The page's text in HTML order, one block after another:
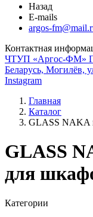
Назад
E-mails
argos-
Контактная
ЧТУП «Аргос-ФМ»
Беларусь, Могилёв,
Instagram
Главная
Каталог
GLASS NAKA
GLASS
для
Категории